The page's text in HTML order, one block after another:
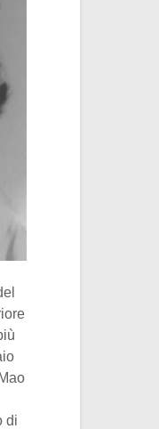
di